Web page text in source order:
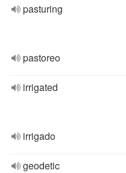
pasturing
pastoreo
irrigated
irrigado
geodetic